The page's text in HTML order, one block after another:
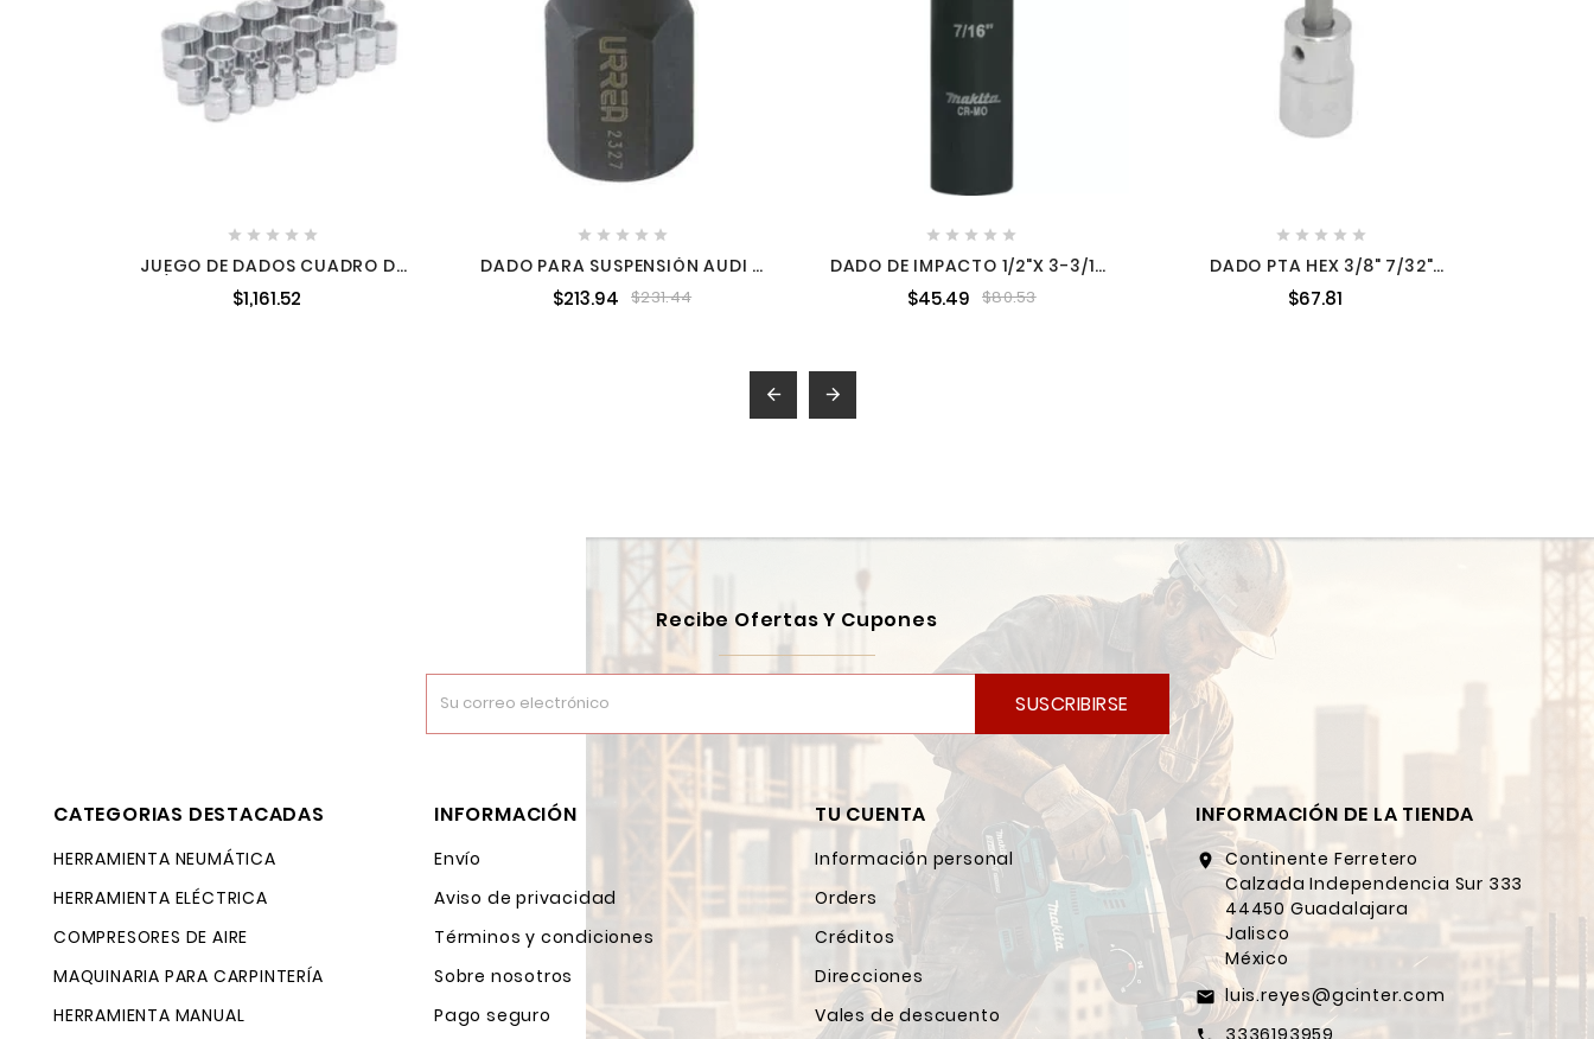
    
JUEGO DE DADOS CUADRO DE
3/8" 6 PUNTAS METRICOS 21
PIEZAS URREA 52211
$1,161.52
    
DADO PARA SUSPENSIÓN AUDI Y
$213.94 $231.44
    
DADO DE IMPACTO 1/2"X 3-3/16"
MAKITA ACCESORIOS A96257
$45.49 $80.53
    
DADO PTA HEX 3/8" 7/32"
$67.81
 
Recibe Ofertas Y Cupones
SUSCRIBIRSE
CATEGORIAS DESTACADAS
HERRAMIENTA NEUMÁTICA
HERRAMIENTA ELÉCTRICA
COMPRESORES DE AIRE
MAQUINARIA PARA CARPINTERÍA
HERRAMIENTA MANUAL
INFORMACIÓN
Envío
Aviso de privacidad
Términos y condiciones
Sobre nosotros
Pago seguro
TU CUENTA
Información personal
Orders
Créditos
Direcciones
Vales de descuento
INFORMACIÓN DE LA TIENDA
location_on Continente Ferretero
Calzada Independencia Sur 333
44450 Guadalajara
Jalisco
México
email luis.reyes@gcinter.com
3336193959